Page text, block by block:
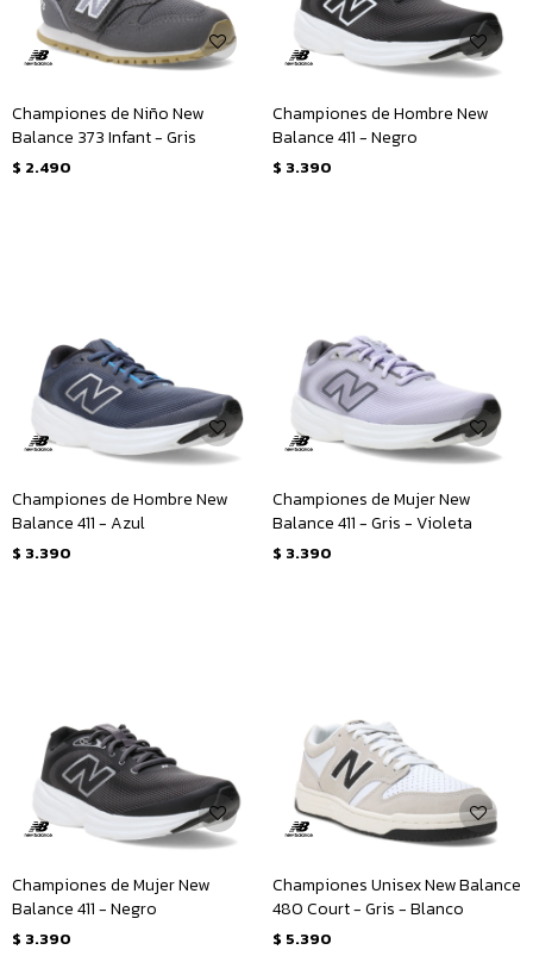
Championes de Niño New
Balance 373 Infant - Gris
$ 2.490
Championes de Hombre New
Balance 411 - Negro
$ 3.390
Championes de Hombre New
Balance 411 - Azul
$ 3.390
Championes de Mujer New
Balance 411 - Gris - Violeta
$ 3.390
Championes de Mujer New
Balance 411 - Negro
$ 3.390
Championes Unisex New Balance
480 Court - Gris - Blanco
$ 5.390